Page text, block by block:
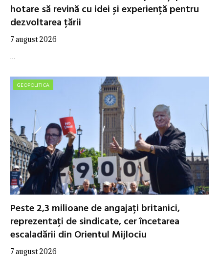
hotare să revină cu idei și experiență pentru
dezvoltarea țării
7 august 2026
…
GEOPOLITICA
Peste 2,3 milioane de angajați britanici,
reprezentați de sindicate, cer încetarea
escaladării din Orientul Mijlociu
7 august 2026